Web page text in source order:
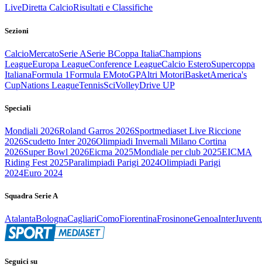
LiveDiretta CalcioRisultati e Classifiche
Sezioni
CalcioMercatoSerie ASerie BCoppa ItaliaChampions
LeagueEuropa LeagueConference LeagueCalcio EsteroSupercoppa
ItalianaFormula 1Formula EMotoGPAltri MotoriBasketAmerica's
CupNations LeagueTennisSciVolleyDrive UP
Speciali
Mondiali 2026Roland Garros 2026Sportmediaset Live Riccione
2026Scudetto Inter 2026Olimpiadi Invernali Milano Cortina
2026Super Bowl 2026Eicma 2025Mondiale per club 2025EICMA
Riding Fest 2025Paralimpiadi Parigi 2024Olimpiadi Parigi
2024Euro 2024
Squadra Serie A
AtalantaBolognaCagliariComoFiorentinaFrosinoneGenoaInter
Seguici su